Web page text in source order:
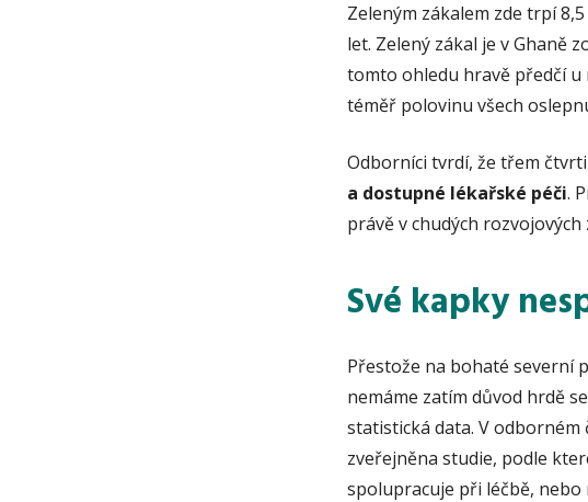
Zeleným zákalem zde trpí
let. Zelený zákal je v Ghaně
tomto ohledu hravě předčí u
téměř polovinu všech
Odborníci tvrdí, že třem
a dostupné lékařské péči.
právě v chudých rozvojových
Své kapky
Přestože na bohaté severní
nemáme zatím důvod hrdě
statistická data. V
zveřejněna studie, podle
spolupracuje při léčbě,